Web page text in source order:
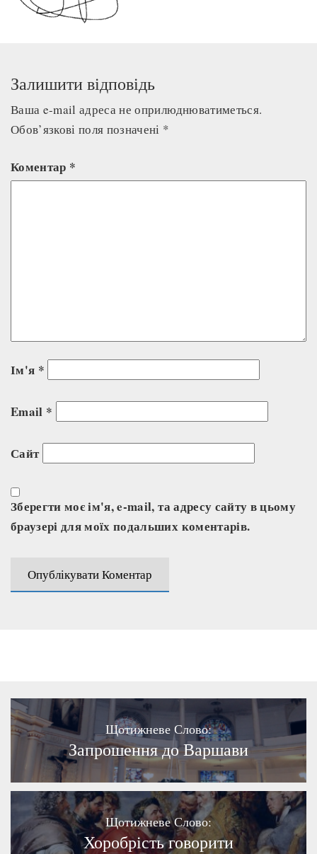
Залишити відповідь
Ваша e-mail адреса не оприлюднюватиметься.
Обов’язкові поля позначені *
Коментар *
Ім'я *
Email *
Сайт
Зберегти моє ім'я, e-mail, та адресу сайту в цьому
браузері для моїх подальших коментарів.
Щотижневе Слово:
Запрошення до Варшави
Щотижневе Слово:
Хоробрість говорити